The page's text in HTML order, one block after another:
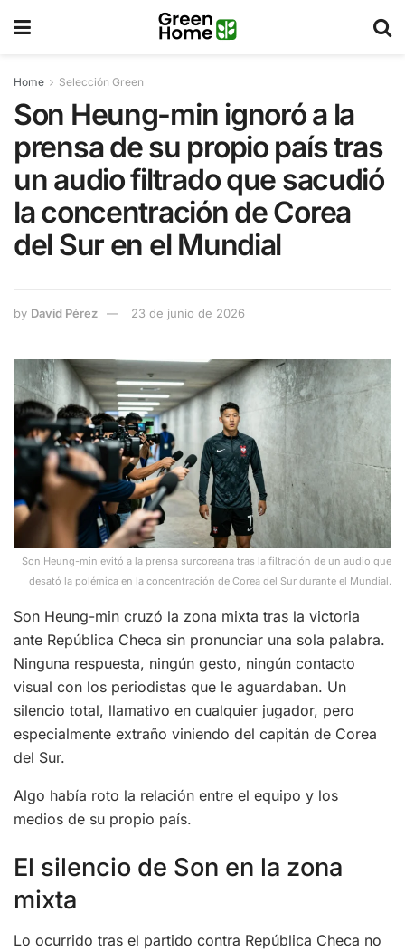
Home Selección Green
Son Heung-min ignoró a la
prensa de su propio país tras
un audio filtrado que sacudió
la concentración de Corea
del Sur en el Mundial
by David Pérez 23 de junio de 2026
Son Heung-min evitó a la prensa surcoreana tras la filtración de un audio que
desató la polémica en la concentración de Corea del Sur durante el Mundial.
Son Heung-min cruzó la zona mixta tras la victoria
ante República Checa sin pronunciar una sola palabra.
Ninguna respuesta, ningún gesto, ningún contacto
visual con los periodistas que le aguardaban. Un
silencio total, llamativo en cualquier jugador, pero
especialmente extraño viniendo del capitán de Corea
del Sur.
Algo había roto la relación entre el equipo y los
medios de su propio país.
El silencio de Son en la zona
mixta
Lo ocurrido tras el partido contra República Checa no